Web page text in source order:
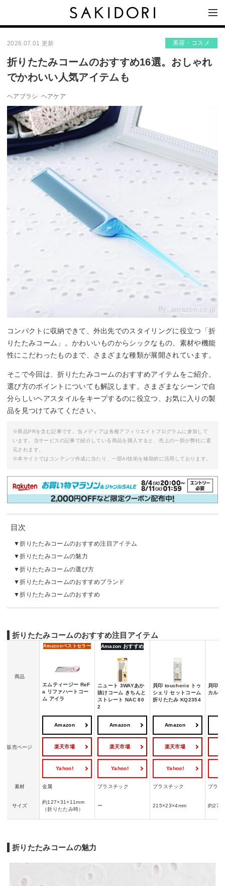
2026.07.01 更新 美容・コスメ
折りたたみコームのおすすめ16選。おしゃれ
でかわいい人気アイテムも
ヘアブラシ ヘアケア
By: amazon.co.jp
コンパクトに収納できて、外出先でのスタイリングに役立つ「折
りたたみコーム」。かわいいものからシックなもの、素材や機能
性にこだわったものまで、さまざまな種類が展開されています。
そこで今回は、折りたたみコームのおすすめアイテムをご紹介。
選び方のポイントについても解説します。さまざまなシーンで自
分らしいヘアスタイルをキープするのに役立つ、お気に入りの製
品を見つけてみてください。
※商品PRを含む記事です。当メディアは各種アフィリエイトプログラムに参加して
います。当サービスの記事で紹介している商品を購入すると、売上の一部が弊社に還
元されます。
※本サイトではコンテンツ作成に当たり、一部AI技術を補助的に活用しております。
目次
折りたたみコームのおすすめ注目アイテム
折りたたみコームの魅力
折りたたみコームの選び方
折りたたみコームのおすすめブランド
折りたたみコームのおすすめ
折りたたみコームのおすすめ注目アイテム
商品
Amazonベストセラー
エムティージー ReF
a リファハートコー
ム アイラ
Amazon おすすめ
ニュート 3WAYあか
抜けコーム きちんと
ストレート NAC 80
2
貝印 toucherie トゥ
シェリ セットコーム
折りたたみ KQ2354
貝印
カル
販売ページ
Amazon
楽天市場
Yahoo!
Amazon
楽天市場
Yahoo!
Amazon
楽天市場
Yahoo!
素材 金属 プラスチック プラスチック プラス
サイズ
約127×31×11mm
（折りたたみ時）
ー 215×23×4mm 約
折りたたみコームの魅力